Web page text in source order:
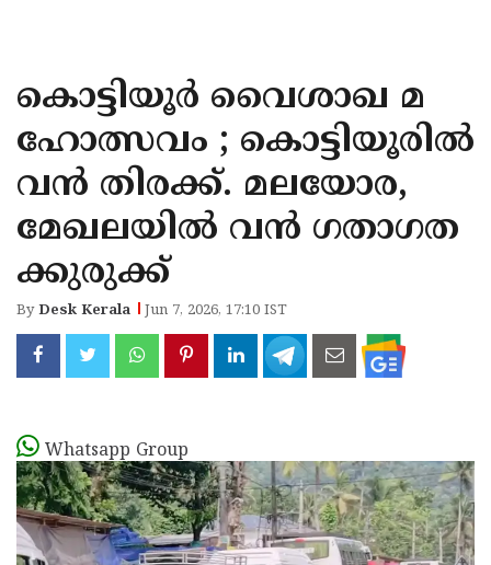
KANNUR
KASARAGOD
കൊട്ടിയൂര്‍ വൈശാഖ മ
ഹോത്സവം ; കൊട്ടിയൂരിൽ
വൻ തിരക്ക്. മലയോര,
മേഖലയില്‍ വന്‍ ഗതാഗത
ക്കുരുക്ക്
ByDesk Kerala Jun 7, 2026, 17:10 IST
Whatsapp Group